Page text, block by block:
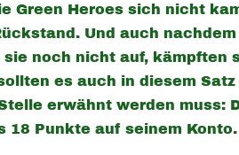
Green Heroes sich nicht
Und auch
noch nicht auf, kämpften
es auch in diesem
erwähnt werden muss:
18 Punkte auf seinem Konto.